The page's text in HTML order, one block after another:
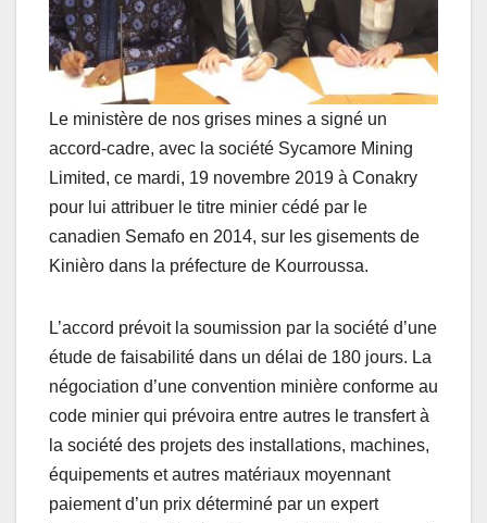
Le ministère de nos grises mines a signé un
accord-cadre, avec la société Sycamore Mining
Limited, ce mardi, 19 novembre 2019 à Conakry
pour lui attribuer le titre minier cédé par le
canadien Semafo en 2014, sur les gisements de
Kinièro dans la préfecture de Kourroussa.
L’accord prévoit la soumission par la société d’une
étude de faisabilité dans un délai de 180 jours. La
négociation d’une convention minière conforme au
code minier qui prévoira entre autres le transfert à
la société des projets des installations, machines,
équipements et autres matériaux moyennant
paiement d’un prix déterminé par un expert